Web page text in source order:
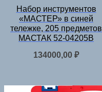
Набор инструментов
«МАСТЕР» в синей
тележке, 205 предметов
МАСТАК 52-04205B
134000,00₽